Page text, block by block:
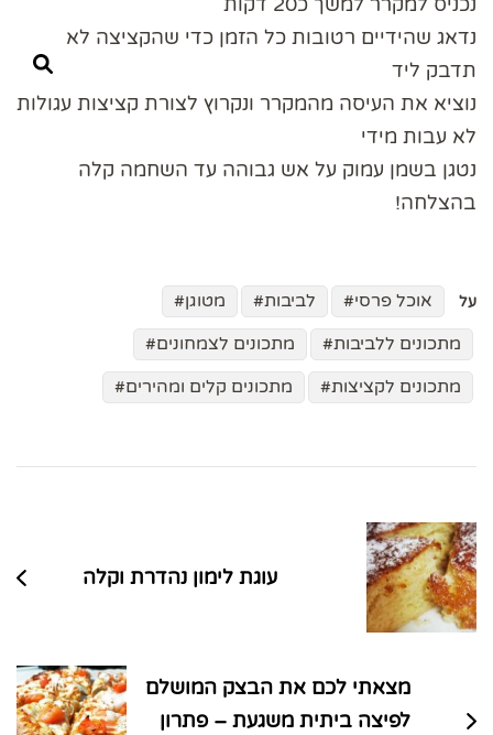
נכניס למקרר למשך כ20 דקות
נדאג שהידיים רטובות כל הזמן כדי שהקציצה לא
תדבק ליד
נוציא את העיסה מהמקרר ונקרוץ לצורת קציצות עגולות
לא עבות מידי
נטגן בשמן עמוק על אש גבוהה עד השחמה קלה
בהצלחה!
על אוכל פרסי לביבות
מטוגן
מתכונים ללביבות
מתכונים לצמחונים
מתכונים לקציצות
מתכונים קלים ומהירים
בפוסטים
עוגת לימון נהדרת וקלה
מצאתי לכם את הבצק המושלם
לפיצה ביתית משגעת – פתרון